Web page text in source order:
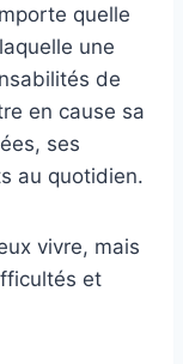
quelle
une
de
en cause sa
ses
au quotidien.
vivre, mais
et